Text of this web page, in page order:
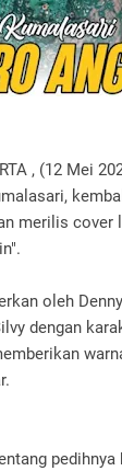
, (12 Mei
merilis cover
oleh
dengan
pedihnya